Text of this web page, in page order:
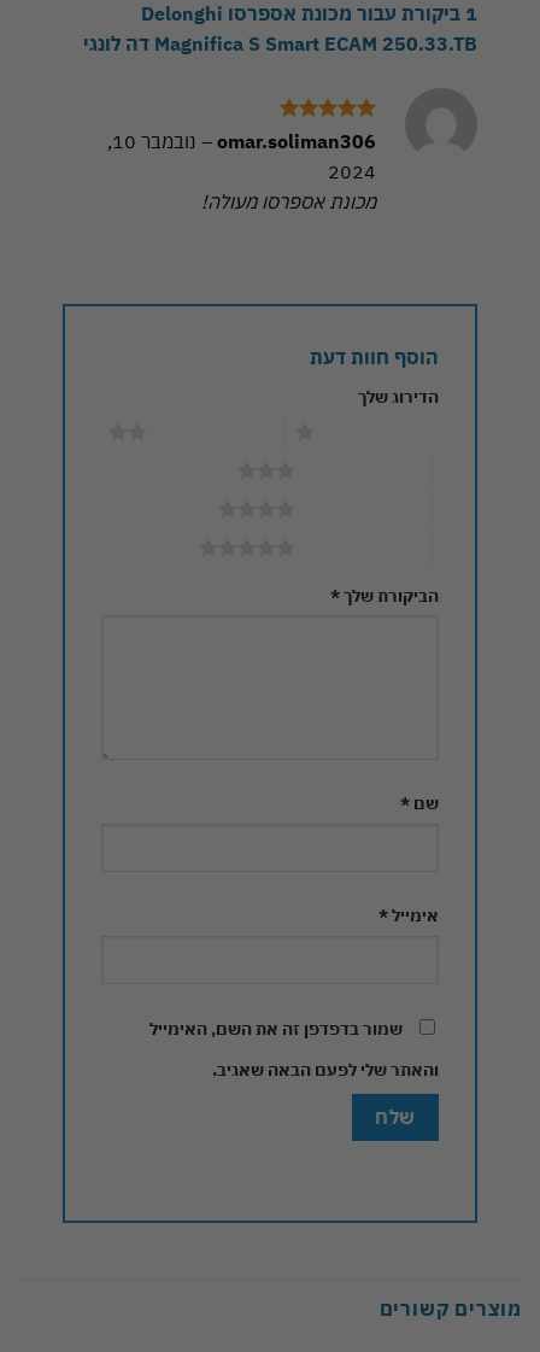
1 ביקורת עבור
מכונת אספרסו Delonghi
Magnifica S Smart ECAM 250.33.TB דה לונגי
דורג5מתוך
omar.soliman306
–
נובמבר 10,
2024
מכונת אספרסו מעולה!
הוסף חוות דעת
הדירוג שלך
הביקורת שלך*
שם *
אימייל*
שמור בדפדפן זה את השם, האימייל
והאתר שלי לפעם הבאה שאגיב.
מוצרים קשורים